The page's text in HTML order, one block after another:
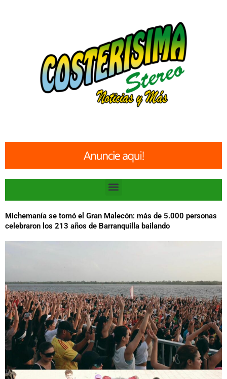
Menu
Michemanía se tomó el Gran Malecón: más de 5.000 personas
celebraron los 213 años de Barranquilla bailando